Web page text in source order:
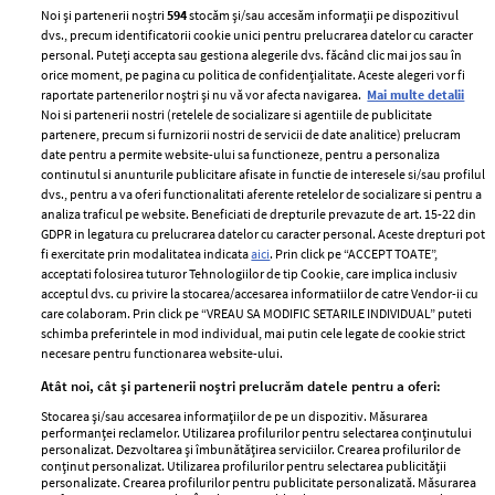
ELLE Style Awards
2024
Despre ELLE
Romania
Contact
Abonamente
Termeni si conditii
Politica de
confidențialitate
Politica de cookies
Publicitate
GSP
Unica
Baby
femei
Viva
Avantaje
Noi și partenerii noștri594stocăm și/sau accesăm informații pe dispozitivul
dvs., precum identificatorii cookie unici pentru prelucrarea datelor cu caracter
personal. Puteți accepta sau gestiona alegerile dvs. făcând clic mai jos sau în
orice moment, pe pagina cu politica de confidențialitate. Aceste alegeri vor fi
raportate partenerilor noștri și nu vă vor afecta navigarea. Mai multe detalii
Noi si partenerii nostri (retelele de socializare si agentiile de publicitate
partenere, precum si furnizorii nostri de servicii de date analitice) prelucram
date pentru a permite website-ului sa functioneze, pentru a personaliza
continutul si anunturile publicitare afisate in functie de interesele si/sau profilul
dvs., pentru a va oferi functionalitati aferente retelelor de socializare si pentru a
analiza traficul pe website. Beneficiati de drepturile prevazute de art. 15-22 din
GDPR in legatura cu prelucrarea datelor cu caracter personal. Aceste drepturi pot
fi exercitate prin modalitatea indicataaici. Prin click pe “ACCEPT TOATE”,
acceptati folosirea tuturor Tehnologiilor de tip Cookie, care implica inclusiv
acceptul dvs. cu privire la stocarea/accesarea informatiilor de catre Vendor-ii cu
care colaboram. Prin click pe “VREAU SA MODIFIC SETARILE INDIVIDUAL” puteti
schimba preferintele in mod individual, mai putin cele legate de cookie strict
necesare pentru functionarea website-ului.
Atât noi, cât și partenerii noștri prelucrăm datele pentru a oferi:
Stocarea și/sau accesarea informațiilor de pe un dispozitiv. Măsurarea
performanței reclamelor. Utilizarea profilurilor pentru selectarea conținutului
personalizat. Dezvoltarea și îmbunătățirea serviciilor. Crearea profilurilor de
conținut personalizat. Utilizarea profilurilor pentru selectarea publicității
personalizate. Crearea profilurilor pentru publicitate personalizată. Măsurarea